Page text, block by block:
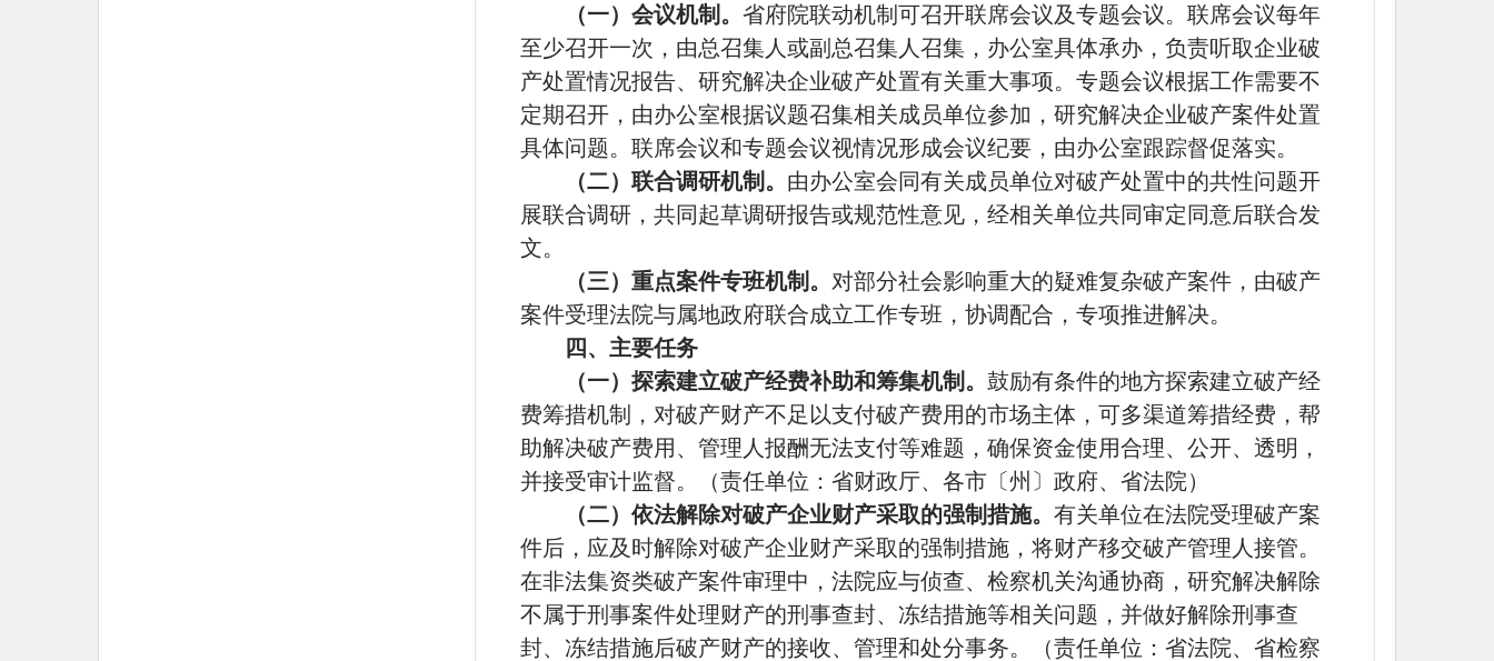
（一）会议机制。 省府院联动机制可召开联席会议及专题会议。联席会议每年
至少召开一次，由总召集人或副总召集人召集，办公室具体承办，负责听取企业破
产处置情况报告、研究解决企业破产处置有关重大事项。专题会议根据工作需要不
定期召开，由办公室根据议题召集相关成员单位参加，研究解决企业破产案件处置
具体问题。联席会议和专题会议视情况形成会议纪要，由办公室跟踪督促落实。
（二）联合调研机制。 由办公室会同有关成员单位对破产处置中的共性问题开
展联合调研，共同起草调研报告或规范性意见，经相关单位共同审定同意后联合发
文。
（三）重点案件专班机制。 对部分社会影响重大的疑难复杂破产案件，由破产
案件受理法院与属地政府联合成立工作专班，协调配合，专项推进解决。
四、主要任务
（一）探索建立破产经费补助和筹集机制。 鼓励有条件的地方探索建立破产经
费筹措机制，对破产财产不足以支付破产费用的市场主体，可多渠道筹措经费，帮
助解决破产费用、管理人报酬无法支付等难题，确保资金使用合理、公开、透明，
并接受审计监督。（责任单位：省财政厅、各市〔州〕政府、省法院）
（二）依法解除对破产企业财产采取的强制措施。 有关单位在法院受理破产案
件后，应及时解除对破产企业财产采取的强制措施，将财产移交破产管理人接管。
在非法集资类破产案件审理中，法院应与侦查、检察机关沟通协商，研究解决解除
不属于刑事案件处理财产的刑事查封、冻结措施等相关问题，并做好解除刑事查
封、冻结措施后破产财产的接收、管理和处分事务。（责任单位：省法院、省检察